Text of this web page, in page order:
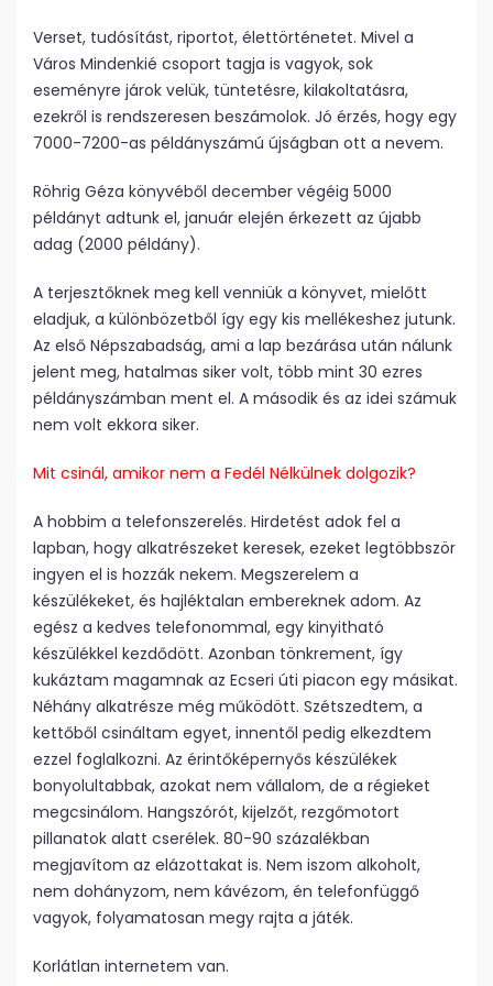
Verset, tudósítást, riportot, élettörténetet. Mivel a
Város Mindenkié csoport tagja is vagyok, sok
eseményre járok velük, tüntetésre, kilakoltatásra,
ezekről is rendszeresen beszámolok. Jó érzés, hogy egy
7000-7200-as példányszámú újságban ott a nevem.
Röhrig Géza könyvéből december végéig 5000
példányt adtunk el, január elején érkezett az újabb
adag (2000 példány).
A terjesztőknek meg kell venniük a könyvet, mielőtt
eladjuk, a különbözetből így egy kis mellékeshez jutunk.
Az első Népszabadság, ami a lap bezárása után nálunk
jelent meg, hatalmas siker volt, több mint 30 ezres
példányszámban ment el. A második és az idei számuk
nem volt ekkora siker.
Mit csinál, amikor nem a Fedél Nélkülnek dolgozik?
A hobbim a telefonszerelés. Hirdetést adok fel a
lapban, hogy alkatrészeket keresek, ezeket legtöbbször
ingyen el is hozzák nekem. Megszerelem a
készülékeket, és hajléktalan embereknek adom. Az
egész a kedves telefonommal, egy kinyitható
készülékkel kezdődött. Azonban tönkrement, így
kukáztam magamnak az Ecseri úti piacon egy másikat.
Néhány alkatrésze még működött. Szétszedtem, a
kettőből csináltam egyet, innentől pedig elkezdtem
ezzel foglalkozni. Az érintőképernyős készülékek
bonyolultabbak, azokat nem vállalom, de a régieket
megcsinálom. Hangszórót, kijelzőt, rezgőmotort
pillanatok alatt cserélek. 80-90 százalékban
megjavítom az elázottakat is. Nem iszom alkoholt,
nem dohányzom, nem kávézom, én telefonfüggő
vagyok, folyamatosan megy rajta a játék.
Korlátlan internetem van.